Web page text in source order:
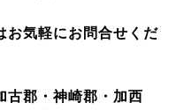
気軽にお問合せくだ
古郡・神崎郡・加西